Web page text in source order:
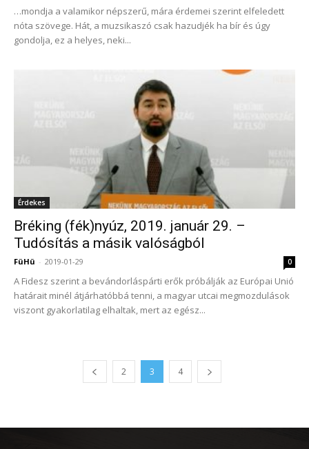
…mondja a valamikor népszerű, mára érdemei szerint elfeledett
nóta szövege. Hát, a muzsikaszó csak hazudjék ha bír és úgy
gondolja, ez a helyes, neki...
Érdekes
Bréking (fék)nyúz, 2019. január 29. –
Tudósítás a másik valóságból
FüHü - 2019-01-29 0
A Fidesz szerint a bevándorláspárti erők próbálják az Európai Unió
határait minél átjárhatóbbá tenni, a magyar utcai megmozdulások
viszont gyakorlatilag elhaltak, mert az egész...
2 3 4